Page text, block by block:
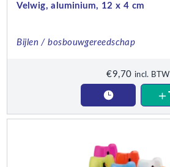
Velwig, aluminium, 12 x 4 cm
Bijlen / bosbouwgereedschap
€9,70 incl. BTW